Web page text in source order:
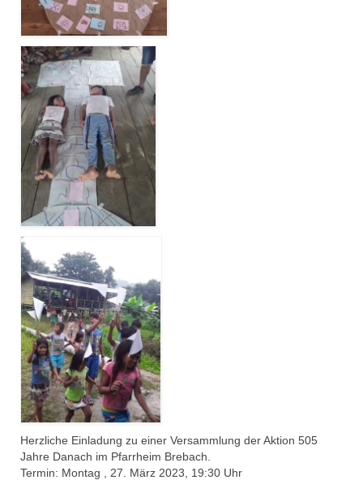
Herzliche Einladung zu einer Versammlung der Aktion 505
Jahre Danach im Pfarrheim Brebach.
Termin: Montag , 27. März 2023, 19:30 Uhr